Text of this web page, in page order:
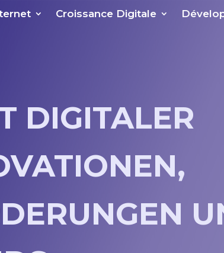
Croissance Digitale
DIGITALER